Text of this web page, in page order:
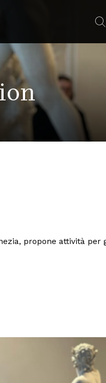
propone attività